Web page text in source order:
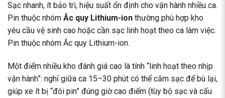
Sạc nhanh, ít bảo trì, hiệu suất ổn định cho vận hành nhiều ca.
Pin thuộc nhóm Ắc quy Lithium-ion thường phù hợp kho
yêu cầu vệ sinh cao hoặc cần sạc linh hoạt theo ca làm việc.
Pin thuộc nhóm Ắc quy Lithium-ion.
Một điểm nhiều kho đánh giá cao là tính “linh hoạt theo nhịp
vận hành”: nghỉ giữa ca 15–30 phút có thể cắm sạc để bù lại,
giúp xe ít bị “đói pin” đúng giờ cao điểm (tùy bộ sạc và cấu